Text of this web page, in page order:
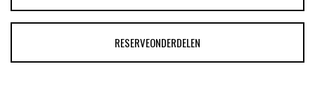
RESERVEONDERDELEN